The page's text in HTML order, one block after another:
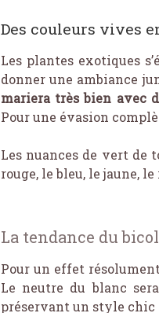
Des couleurs vives
Les plantes exotiques
donner une ambiance
mariera très bien avec
Pour une évasion
Les nuances de vert de
rouge, le bleu, le jaune, le
La tendance du
Pour un effet
Le neutre du blanc
préservant un style chic